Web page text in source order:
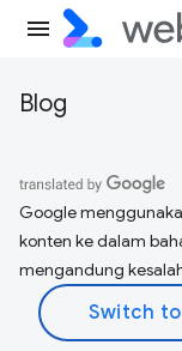
Blog
Google
konten ke dalam
mengandung